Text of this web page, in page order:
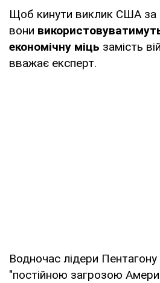
Щоб кинути виклик США за
вони
економічну міць замість
вважає експерт.
Водночас лідери
"постійною загрозою